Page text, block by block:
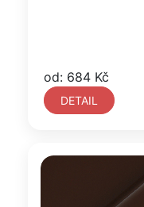
od: 684 Kč
DETAIL